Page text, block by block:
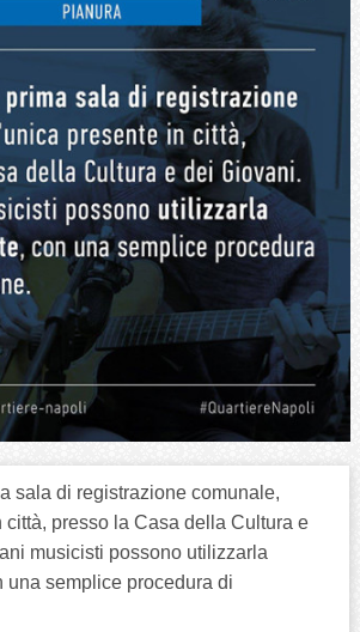
sala di registrazione comunale,
città, presso la Casa della Cultura e
musicisti possono utilizzarla
una semplice procedura di